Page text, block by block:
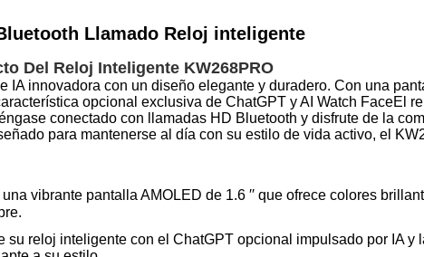
Llamado Reloj inteligente
Del Reloj Inteligente KW268PRO
IA innovadora con un diseño elegante y duradero. Con una
opcional exclusiva de ChatGPT y AI Watch FaceEl
conectado con llamadas HD Bluetooth y disfrute de la
para mantenerse al día con su estilo de vida activo, el
vibrante pantalla AMOLED de 1.6 ′′ que ofrece colores
su reloj inteligente con el ChatGPT opcional impulsado por IA